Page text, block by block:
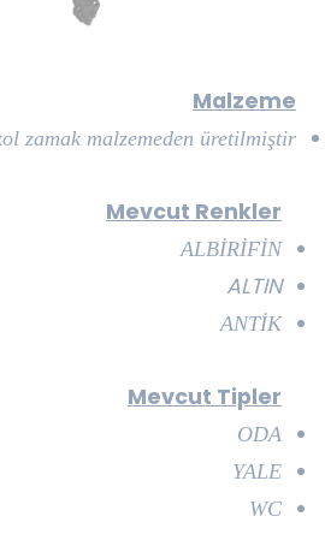
Malzeme
zamak malzemeden üretilmiştir.
Mevcut Renkler
ALBİRİFİN
ALTIN
ANTİK
Mevcut Tipler
ODA
YALE
WC